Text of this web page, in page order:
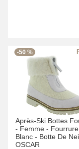
-50 %
Après-Ski Bottes
- Femme -
Blanc - Botte De
OSCAR